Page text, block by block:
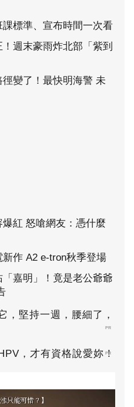
標準、宣布時間一次看
週末豪雨炸北部「紫到
變了！最快明海警 未
紅 怒嗆網友：憑什麼
作 A2 e-tron秋季登場
嘉明」！竟是老公爺爺
，堅持一週，腰細了，
PR
，才有資格說愛妳！
PR